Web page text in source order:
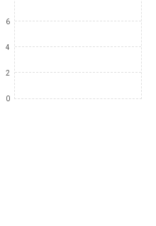
6
4
2
0